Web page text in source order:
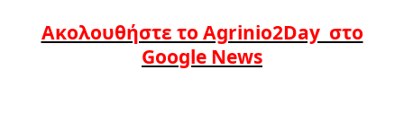
Ακολουθήστε το Agrinio2Day στο
Google News